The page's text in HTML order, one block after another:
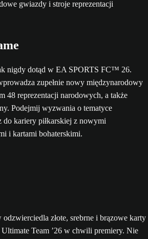
nigdy dotąd w EA SPORTS FC™ 26.
zupełnie nowy międzynarodowy
48 reprezentacji narodowych, a także
Podejmij wyzwania o tematyce
do kariery piłkarskiej z nowymi
i kartami bohaterskimi.
złote, srebrne i brązowe karty
Team ’26 w chwili premiery. Nie